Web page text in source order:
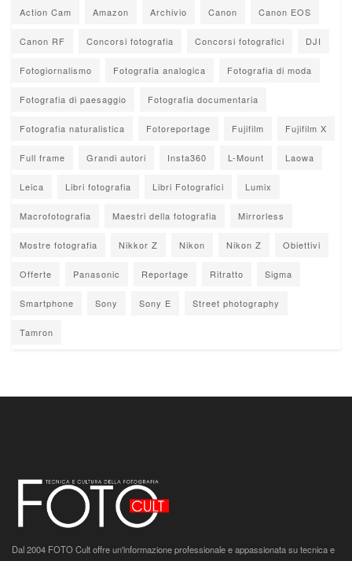
Action Cam Amazon Archivio Canon Canon EOS
Canon RF Concorsi fotografia Concorsi fotografici DJI
Fotogiornalismo Fotografia analogica Fotografia di moda
Fotografia di paesaggio Fotografia documentaria
Fotografia naturalistica Fotoreportage Fujifilm Fujifilm X
Full frame Grandi autori Insta360 L-Mount Laowa
Leica Libri fotografia Libri Fotografici Lumix
Macrofotografia Maestri della fotografia Mirrorless
Mostre fotografia Nikkor Z Nikon Nikon Z Obiettivi
Offerte Panasonic Reportage Ritratto Sigma
Smartphone Sony Sony E Street photography
Tamron
Dal 2004 FOTO Cult offre un'informazione professionale e appassionata su tecnica e